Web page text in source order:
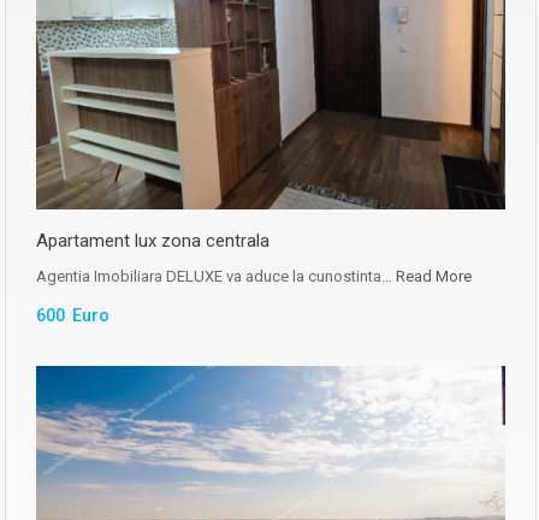
Apartament lux zona centrala
Agentia Imobiliara DELUXE va aduce la cunostinta… Read More
600 Euro